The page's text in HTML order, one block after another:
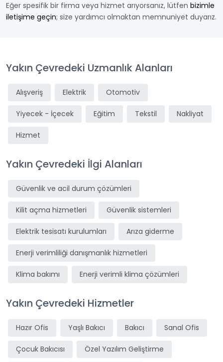
Eğer spesifik bir firma veya hizmet arıyorsanız, lütfen bizimle
iletişime geçin; size yardımcı olmaktan memnuniyet duyarız.
Yakın Çevredeki Uzmanlık Alanları
Alışveriş Elektrik Otomotiv
Yiyecek - İçecek Eğitim Tekstil Nakliyat
Hizmet
Yakın Çevredeki İlgi Alanları
Güvenlik ve acil durum çözümleri
Kilit açma hizmetleri Güvenlik sistemleri
Elektrik tesisatı kurulumları Arıza giderme
Enerji verimliliği danışmanlık hizmetleri
Klima bakımı Enerji verimli klima çözümleri
Yakın Çevredeki Hizmetler
Hazır Ofis Yaşlı Bakıcı Bakıcı Sanal Ofis
Çocuk Bakıcısı Özel Yazılım Geliştirme